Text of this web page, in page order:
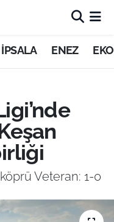
İPSALA ENEZ
Veteran: 1-0